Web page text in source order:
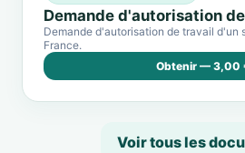
Demande d'autorisation
Demande d'autorisation de travail d'un
France.
Obtenir — 3,00
Voir tous les